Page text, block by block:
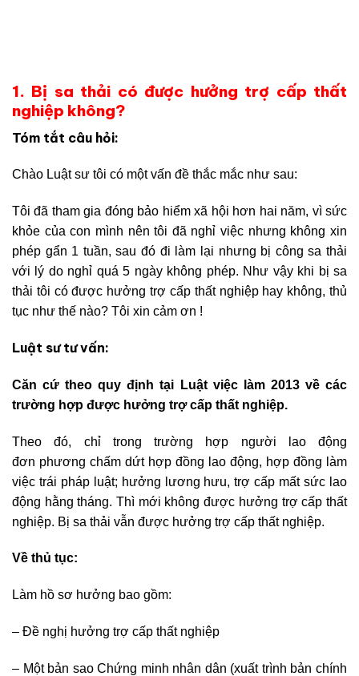
1. Bị sa thải có được hưởng trợ cấp thất
nghiệp không?
Tóm tắt câu hỏi:
Chào Luật sư tôi có một vấn đề thắc mắc như sau:
Tôi đã tham gia đóng bảo hiểm xã hội hơn hai năm, vì sức
khỏe của con mình nên tôi đã nghỉ việc nhưng không xin
phép gẩn 1 tuần, sau đó đi làm lại nhưng bị công sa thải
với lý do nghỉ quá 5 ngày không phép. Như vậy khi bị sa
thải tôi có được hưởng trợ cấp thất nghiệp hay không, thủ
tục như thế nào? Tôi xin cảm ơn !
Luật sư tư vấn:
Căn cứ theo quy định tại Luật việc làm 2013 về các
trường hợp được hưởng trợ cấp thất nghiệp.
Theo đó, chỉ trong trường hợp người lao động
đơn phương chấm dứt hợp đồng lao động, hợp đồng làm
việc trái pháp luật; hưởng lương hưu, trợ cấp mất sức lao
động hằng tháng. Thì mới không được hưởng trợ cấp thất
nghiệp. Bị sa thải vẫn được hưởng trợ cấp thất nghiệp.
Về thủ tục:
Làm hồ sơ hưởng bao gồm:
– Đề nghị hưởng trợ cấp thất nghiệp
– Một bản sao Chứng minh nhân dân (xuất trình bản chính